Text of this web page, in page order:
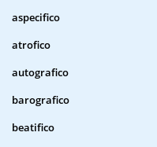
aspecifico
atrofico
autografico
barografico
beatifico